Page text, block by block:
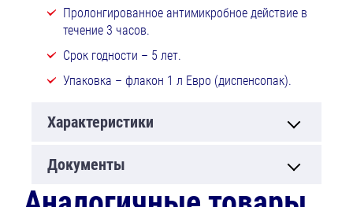
Пролонгированное антимикробное действие в
течение 3 часов.
Срок годности – 5 лет.
Упаковка – флакон 1 л Евро (диспенсопак).
Характеристики
Документы